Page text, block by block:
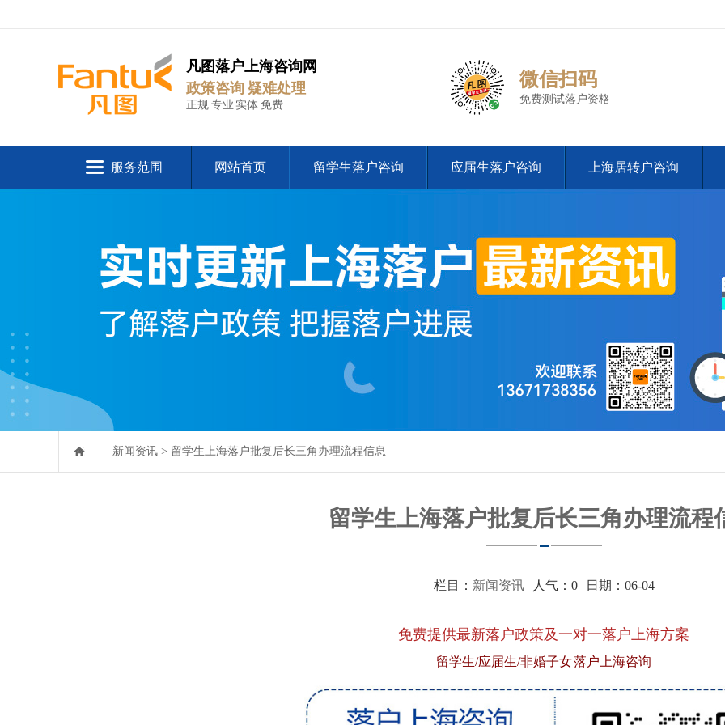
凡图落户上海咨询网
政策咨询 疑难处理
正规 专业 实体 免费
微信扫码
免费测试落户资格
服务范围 网站首页 留学生落户咨询 应届生落户咨询 上海居转户咨询
新闻资讯 > 留学生上海落户批复后长三角办理流程信息
留学生上海落户批复后长三角办理流程
栏目： 新闻资讯人气： 0日期：06-04
免费提供最新落户政策及一对一落户上海方案
留学生/应届生/非婚子女 落户上海咨询